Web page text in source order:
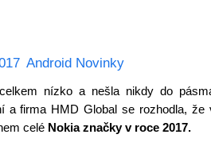
Android Novinky
nízko a nešla nikdy do
a firma HMD Global se rozhodla, že
celé Nokia značky v roce 2017.